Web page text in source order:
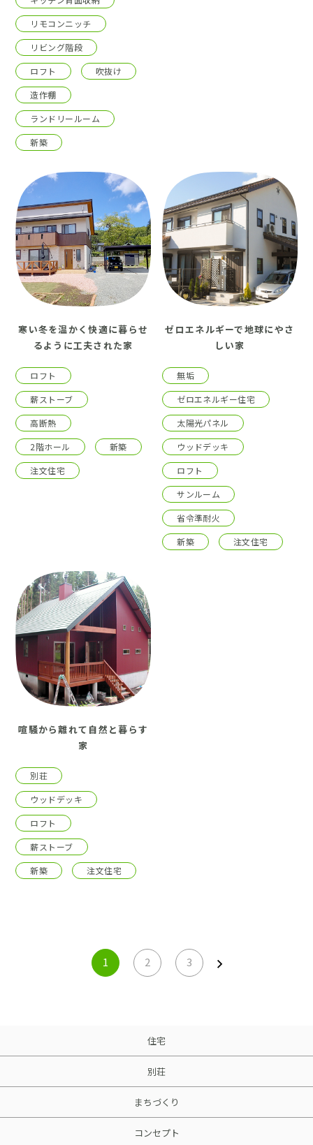
リモコンニッチ
リビング階段
ロフト
吹抜け
造作棚
ランドリールーム
新築
寒い冬を温かく快適に暮らせ
るように工夫された家
ロフト
薪ストーブ
高断熱
2階ホール
新築
注文住宅
ゼロエネルギーで地球にやさ
しい家
無垢
ゼロエネルギー住宅
太陽光パネル
ウッドデッキ
ロフト
サンルーム
省令準耐火
新築
注文住宅
喧騒から離れて自然と暮らす
家
別荘
ウッドデッキ
ロフト
薪ストーブ
新築
注文住宅
1 2 3
住宅
別荘
まちづくり
コンセプト